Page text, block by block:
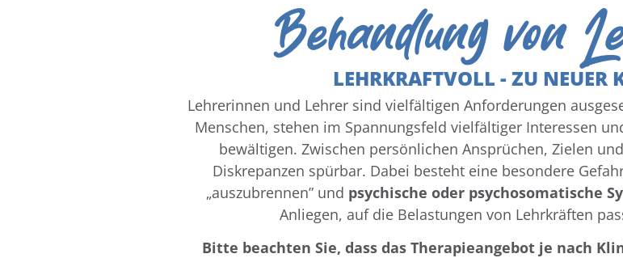
Behandlung von
LEHRKRAFTVOLL - ZU NEUER
Lehrerinnen und Lehrer sind vielfältigen Anforderungen
Menschen, stehen im Spannungsfeld vielfältiger Interessen
bewältigen. Zwischen persönlichen Ansprüchen, Zielen
Diskrepanzen spürbar. Dabei besteht eine besondere
„auszubrennen” und psychische oder psychosomatische
Anliegen, auf die Belastungen von Lehrkräften
Bitte beachten Sie, dass das Therapieangebot je nach